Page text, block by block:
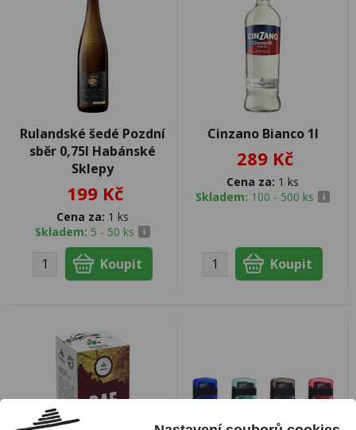
Rulandské šedé Pozdní
sběr 0,75l Habánské
Sklepy
199 Kč
Cena za: 1 ks
Skladem: 5 - 50 ks
Cinzano Bianco 1l
289 Kč
Cena za: 1 ks
Skladem: 100 - 500 ks